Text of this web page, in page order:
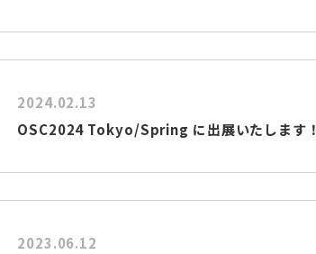
2024.02.13
OSC2024 Tokyo/Spring に出展いたします！
2023.06.12